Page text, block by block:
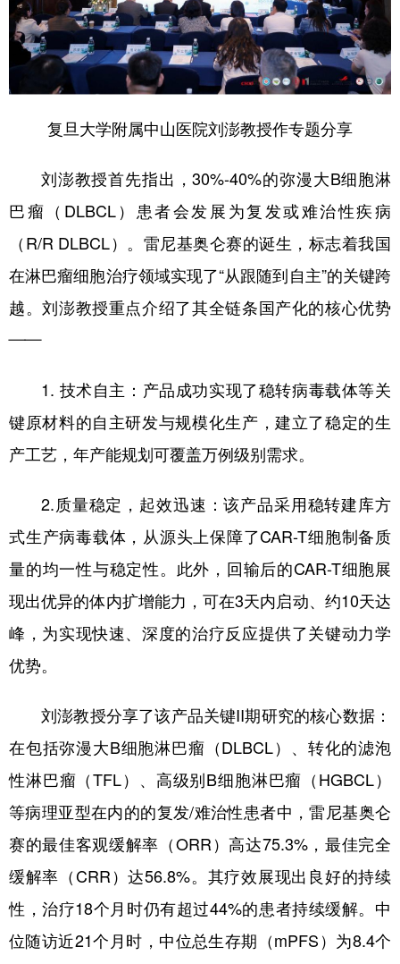
复旦大学附属中山医院刘澎教授作专题分享
刘澎教授首先指出，30%-40%的弥漫大B细胞淋
巴瘤（DLBCL）患者会发展为复发或难治性疾病
（R/R DLBCL）。雷尼基奥仑赛的诞生，标志着我国
在淋巴瘤细胞治疗领域实现了“从跟随到自主”的关键跨
越。刘澎教授重点介绍了其全链条国产化的核心优势
——
1. 技术自主：产品成功实现了稳转病毒载体等关
键原材料的自主研发与规模化生产，建立了稳定的生
产工艺，年产能规划可覆盖万例级别需求。
2.质量稳定，起效迅速：该产品采用稳转建库方
式生产病毒载体，从源头上保障了CAR-T细胞制备质
量的均一性与稳定性。此外，回输后的CAR-T细胞展
现出优异的体内扩增能力，可在3天内启动、约10天达
峰，为实现快速、深度的治疗反应提供了关键动力学
优势。
刘澎教授分享了该产品关键II期研究的核心数据：
在包括弥漫大B细胞淋巴瘤（DLBCL）、转化的滤泡
性淋巴瘤（TFL）、高级别B细胞淋巴瘤（HGBCL）
等病理亚型在内的的复发/难治性患者中，雷尼基奥仑
赛的最佳客观缓解率（ORR）高达75.3%，最佳完全
缓解率（CRR）达56.8%。其疗效展现出良好的持续
性，治疗18个月时仍有超过44%的患者持续缓解。中
位随访近21个月时，中位总生存期（mPFS）为8.4个